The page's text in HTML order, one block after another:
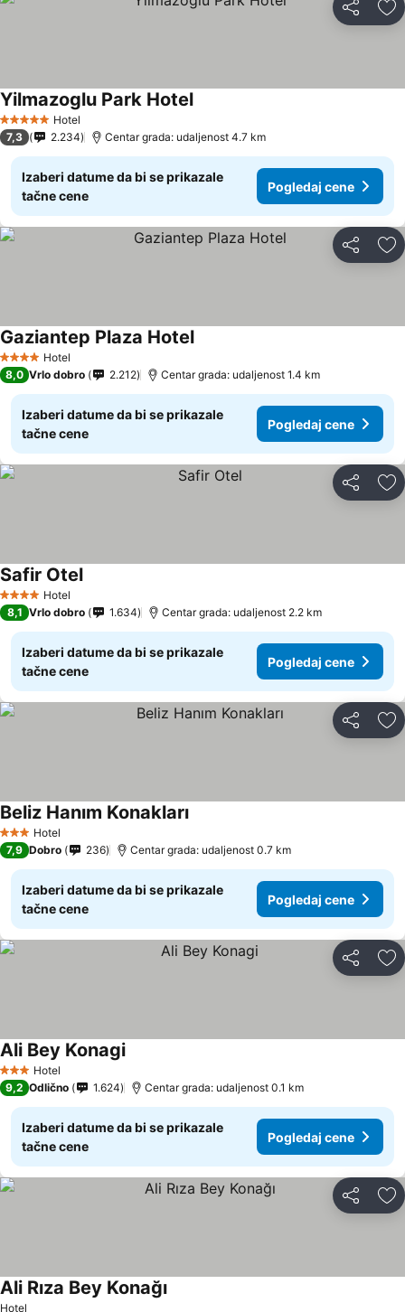
Deli
5 ZvezdiceHotel
Yilmazoglu Park Hotel
7,3 2.234 Centar grada: udaljenost 4.7 km
Izaberi datume da bi se prikazale
tačne cene
Pogledaj cene
Deli
4 ZvezdiceHotel
Gaziantep Plaza Hotel
8,0 Vrlo dobro 2.212 Centar grada: udaljenost 1.4 km
Izaberi datume da bi se prikazale
tačne cene
Pogledaj cene
Deli
4 ZvezdiceHotel
Safir Otel
8,1 Vrlo dobro 1.634 Centar grada: udaljenost 2.2 km
Izaberi datume da bi se prikazale
tačne cene
Pogledaj cene
Deli
3 Zvezdice
Hotel
Beliz Hanım Konakları
7,9 Dobro 236 Centar grada: udaljenost 0.7 km
Izaberi datume da bi se prikazale
tačne cene
Pogledaj cene
Deli
3 Zvezdice
Hotel
Ali Bey Konagi
9,2 Odlično 1.624 Centar grada: udaljenost 0.1 km
Izaberi datume da bi se prikazale
tačne cene
Pogledaj cene
Deli
Hotel
Ali Rıza Bey Konağı